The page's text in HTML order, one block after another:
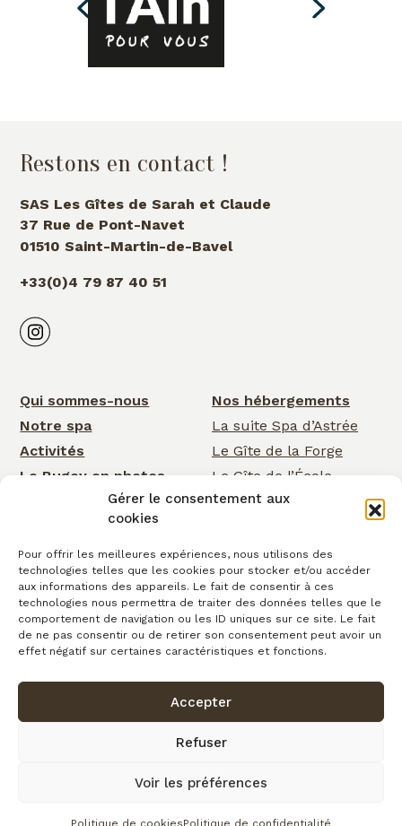
Gérer le consentement aux
cookies
Pour offrir les meilleures expériences, nous utilisons des
technologies telles que les cookies pour stocker et/ou accéder
aux informations des appareils. Le fait de consentir à ces
technologies nous permettra de traiter des données telles que le
comportement de navigation ou les ID uniques sur ce site. Le fait
de ne pas consentir ou de retirer son consentement peut avoir un
effet négatif sur certaines caractéristiques et fonctions.
Accepter
Refuser
Voir les préférences
Politique de cookiesPolitique de confidentialité
Restons en contact !
SAS Les Gîtes de Sarah et Claude
37 Rue de Pont-Navet
01510 Saint-Martin-de-Bavel
+33(0)4 79 87 40 51
Qui sommes-nous
Notre spa
Activités
Le Bugey en photos
Nos services
Événementiel
Actualités
Cartes cadeaux
Contact
Nos hébergements
La suite Spa d’Astrée
Le Gîte de la Forge
Le Gîte de l’École
Le Gîte de la Cascade
La Chambre de la
Cascade
La Chambre d’Astrée
Le Gîte de
Clairefontaine
Conditions générales de vente
Plan du site
fait avec par l’Agence IDCOM